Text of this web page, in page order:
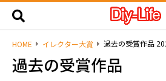
HOME イレクター大賞 過去の受賞作品
過去の受賞作品